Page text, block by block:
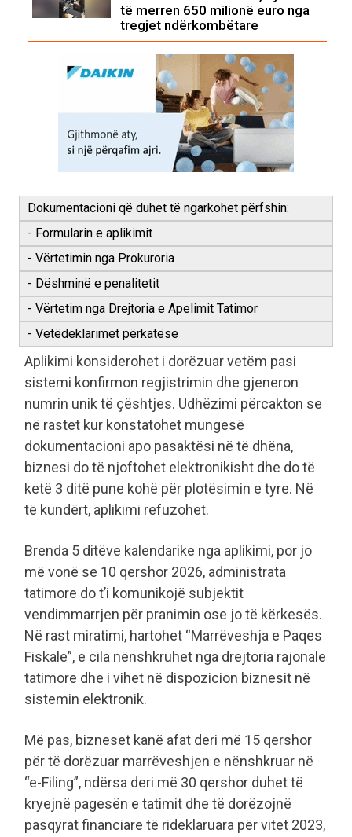
të merren 650 milionë euro nga
tregjet ndërkombëtare
Dokumentacioni që duhet të ngarkohet përfshin:
- Formularin e aplikimit
- Vërtetimin nga Prokuroria
- Dëshminë e penalitetit
- Vërtetim nga Drejtoria e Apelimit Tatimor
- Vetëdeklarimet përkatëse
Aplikimi konsiderohet i dorëzuar vetëm pasi
sistemi konfirmon regjistrimin dhe gjeneron
numrin unik të çështjes. Udhëzimi përcakton se
në rastet kur konstatohet mungesë
dokumentacioni apo pasaktësi në të dhëna,
biznesi do të njoftohet elektronikisht dhe do të
ketë 3 ditë pune kohë për plotësimin e tyre. Në
të kundërt, aplikimi refuzohet.
Brenda 5 ditëve kalendarike nga aplikimi, por jo
më vonë se 10 qershor 2026, administrata
tatimore do t’i komunikojë subjektit
vendimmarrjen për pranimin ose jo të kërkesës.
Në rast miratimi, hartohet “Marrëveshja e Paqes
Fiskale”, e cila nënshkruhet nga drejtoria rajonale
tatimore dhe i vihet në dispozicion biznesit në
sistemin elektronik.
Më pas, bizneset kanë afat deri më 15 qershor
për të dorëzuar marrëveshjen e nënshkruar në
“e-Filing”, ndërsa deri më 30 qershor duhet të
kryejnë pagesën e tatimit dhe të dorëzojnë
pasqyrat financiare të rideklaruara për vitet 2023,